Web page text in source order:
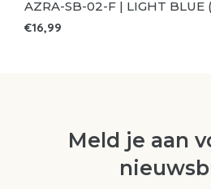
AZRA-SB-02-F | LIGHT BLUE
€16,99
Meld je aan